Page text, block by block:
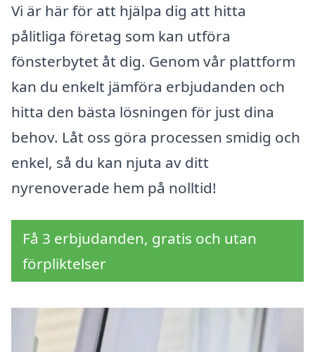
Vi är här för att hjälpa dig att hitta
pålitliga företag som kan utföra
fönsterbytet åt dig. Genom vår plattform
kan du enkelt jämföra erbjudanden och
hitta den bästa lösningen för just dina
behov. Låt oss göra processen smidig och
enkel, så du kan njuta av ditt
nyrenoverade hem på nolltid!
Få 3 erbjudanden, gratis och utan
förpliktelser